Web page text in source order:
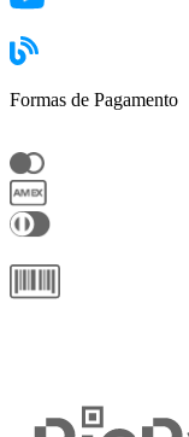
Formas de Pagamento